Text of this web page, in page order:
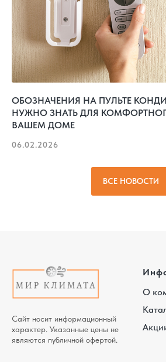
ОБОЗНАЧЕНИЯ НА ПУЛЬТЕ
НУЖНО ЗНАТЬ ДЛЯ
ВАШЕМ ДОМЕ
06.02.2026
ВСЕ НОВОСТИ
Сайт носит информационный
характер. Указанные цены не
являются публичной офертой.
О